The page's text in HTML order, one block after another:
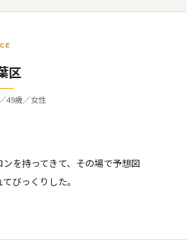
区
49歳／女性
ンを持ってきて、その場で予想図
びっくりした。